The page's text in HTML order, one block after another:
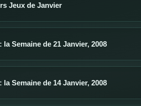
Jeux de Janvier
Semaine de 21 Janvier, 2008
Semaine de 14 Janvier, 2008